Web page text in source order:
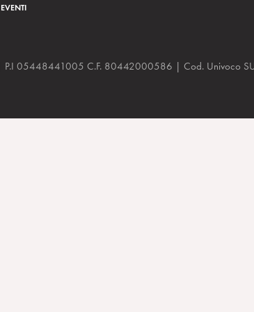
P.I 05448441005 C.F. 80442000586 | Cod. Univoco